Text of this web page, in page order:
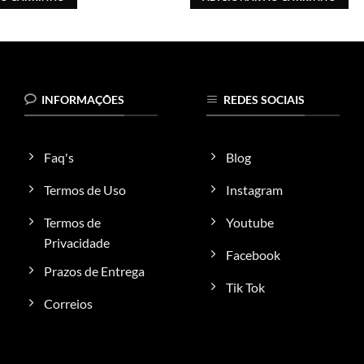
INFORMAÇÕES
Faq's
Termos de Uso
Termos de
Privacidade
Prazos de Entrega
Correios
REDES SOCIAIS
Blog
Instagram
Youtube
Facebook
Tik Tok